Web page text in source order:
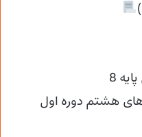
8
هشتم دوره اول